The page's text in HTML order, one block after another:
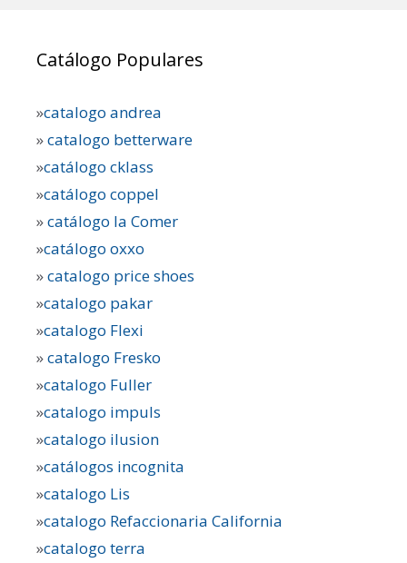
Catálogo Populares
»catalogo andrea
»catalogo betterware
»catálogo cklass
»catálogo coppel
»catálogo la Comer
»catálogo oxxo
»catalogo price shoes
»catalogo pakar
»catalogo Flexi
»catalogo Fresko
»catalogo Fuller
»catalogo impuls
»catalogo ilusion
»catálogos incognita
»catalogo Lis
»catalogo Refaccionaria California
»catalogo terra